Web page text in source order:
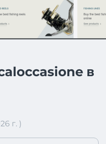
в
г. )